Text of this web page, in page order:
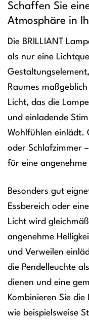
Schaffen Sie
Atmosphäre in
Die BRILLIANT
als nur eine
Raumes
Licht, das die
und einladende
Wohlfühlen einlädt.
oder Schlafzimmer
für eine angenehme
Besonders gut
Essbereich oder
Licht wird
angenehme
und Verweilen
die Pendelleuchte
dienen und eine
Kombinieren Sie
wie beispielsweise